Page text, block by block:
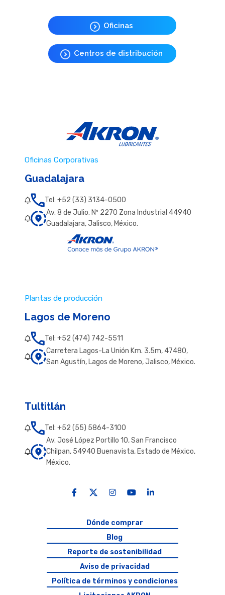
Oficinas
Centros de distribución
Oficinas Corporativas
Guadalajara
Tel: +52 (33) 3134-0500
Av. 8 de Julio. Nº 2270 Zona Industrial 44940
Guadalajara, Jalisco, México.
Plantas de producción
Lagos de Moreno
Tel: +52 (474) 742-5511
Carretera Lagos-La Unión Km. 3.5m, 47480,
San Agustín, Lagos de Moreno, Jalisco, México.
Tultitlán
Tel: +52 (55) 5864-3100
Av. José López Portillo 10, San Francisco
Chilpan, 54940 Buenavista, Estado de México,
México.
Dónde comprar
Blog
Reporte de sostenibilidad
Aviso de privacidad
Política de términos y condiciones